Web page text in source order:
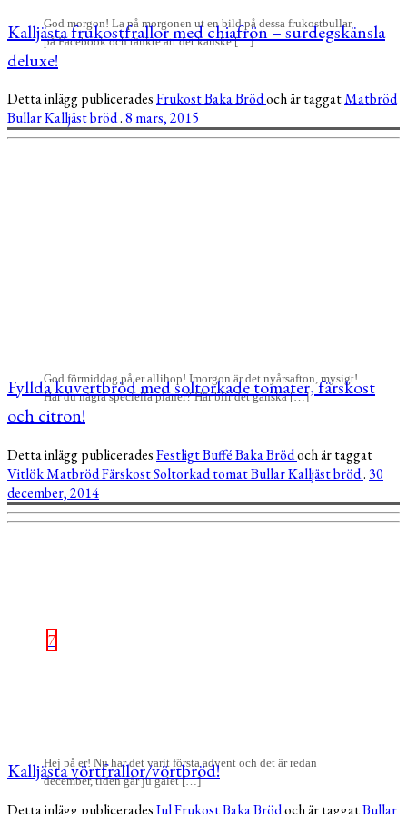
God morgon! La på morgonen ut en bild på dessa frukostbullar
på Facebook och tänkte att det kanske […]
Kalljästa frukostfrallor med chiafrön – surdegskänsla
deluxe!
Detta inlägg publiceradesFrukostBakaBrödoch är taggatMatbröd
BullarKalljäst bröd.8 mars, 2015
God förmiddag på er allihop! Imorgon är det nyårsafton, mysigt!
Har du några speciella planer? Här blir det ganska […]
Fyllda kuvertbröd med soltorkade tomater, färskost
och citron!
Detta inlägg publiceradesFestligtBufféBakaBrödoch är taggat
VitlökMatbrödFärskostSoltorkad tomatBullarKalljäst bröd. 30
december, 2014
7
Hej på er! Nu har det varit första advent och det är redan
december, tiden går ju galet […]
Kalljästa vörtfrallor/vörtbröd!
Detta inlägg publiceradesJulFrukostBakaBrödoch är taggatBullar